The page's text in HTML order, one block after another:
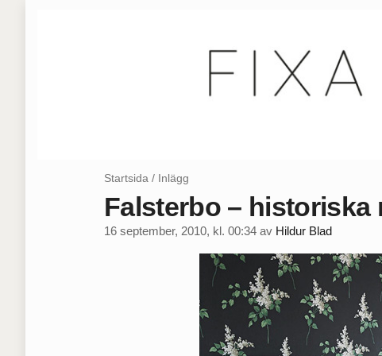
Startsida / Inlägg
Falsterbo – historiska
16 september, 2010, kl. 00:34 av Hildur Blad